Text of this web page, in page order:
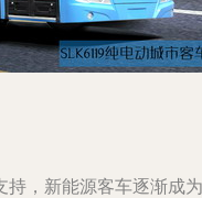
持，新能源客车逐渐成为